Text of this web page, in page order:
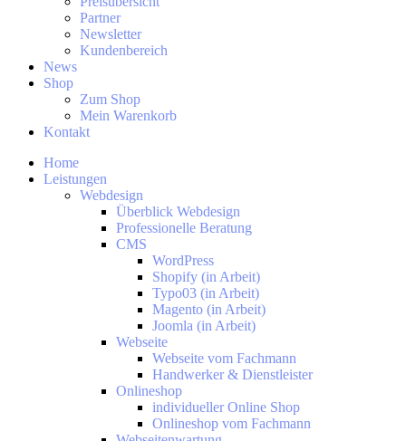
Partner
Newsletter
Kundenbereich
News
Shop
Zum Shop
Mein Warenkorb
Kontakt
Home
Leistungen
Webdesign
Überblick Webdesign
Professionelle Beratung
CMS
WordPress
Shopify (in Arbeit)
Typo03 (in Arbeit)
Magento (in Arbeit)
Joomla (in Arbeit)
Webseite
Webseite vom Fachmann
Handwerker & Dienstleister
Onlineshop
individueller Online Shop
Onlineshop vom Fachmann